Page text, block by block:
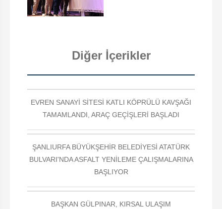
Diğer İçerikler
EVREN SANAYİ SİTESİ KATLI KÖPRÜLÜ KAVŞAĞI
TAMAMLANDI, ARAÇ GEÇİŞLERİ BAŞLADI
ŞANLIURFA BÜYÜKŞEHİR BELEDİYESİ ATATÜRK
BULVARI'NDA ASFALT YENİLEME ÇALIŞMALARINA
BAŞLIYOR
BAŞKAN GÜLPINAR, KIRSAL ULAŞIM